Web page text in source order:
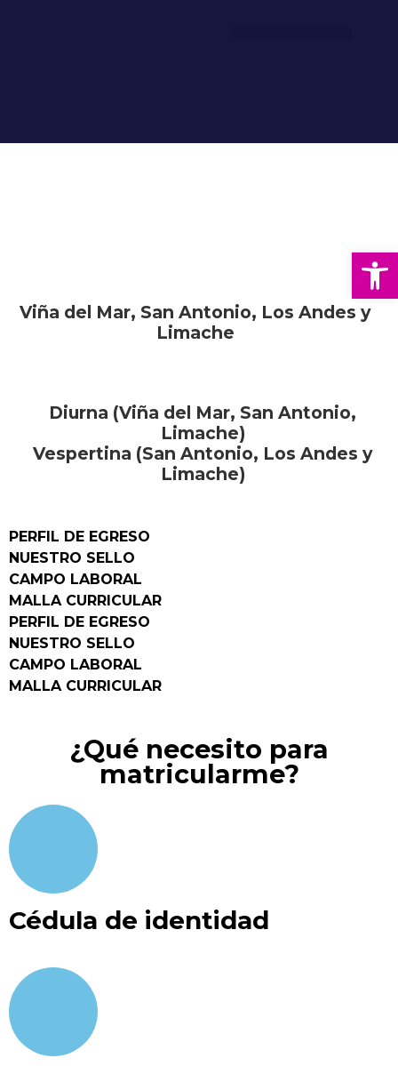
Viña del Mar, San Antonio, Los Andes y
Limache
Diurna (Viña del Mar, San Antonio,
Limache)
Vespertina (San Antonio, Los Andes y
Limache)
PERFIL DE EGRESO
NUESTRO SELLO
CAMPO LABORAL
MALLA CURRICULAR
PERFIL DE EGRESO
NUESTRO SELLO
CAMPO LABORAL
MALLA CURRICULAR
¿Qué necesito para
matricularme?
Cédula de identidad
Abrir